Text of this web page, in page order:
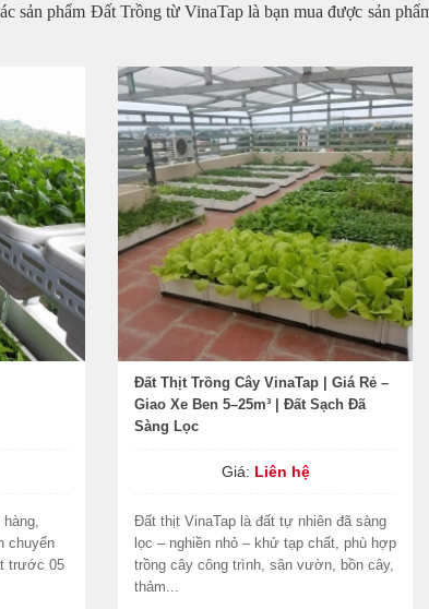
sản phẩm Đất Trồng từ VinaTap là bạn mua được sản
chuyển
trước 05
Đất Thịt Trồng Cây VinaTap | Giá Rẻ –
Giao Xe Ben 5–25m³ | Đất Sạch Đã
Sàng Lọc
Giá: Liên hệ
Đất thịt VinaTap là đất tự nhiên đã sàng
lọc – nghiền nhỏ – khử tạp chất, phù hợp
trồng cây công trình, sân vườn, bồn cây,
thảm...